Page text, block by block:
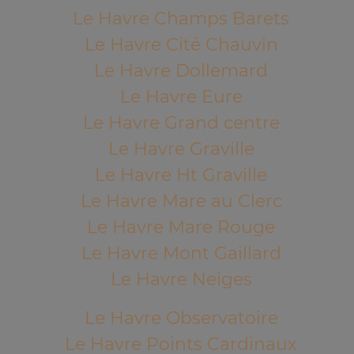
Le Havre Champs Barets
Le Havre Cité Chauvin
Le Havre Dollemard
Le Havre Eure
Le Havre Grand centre
Le Havre Graville
Le Havre Ht Graville
Le Havre Mare au Clerc
Le Havre Mare Rouge
Le Havre Mont Gaillard
Le Havre Neiges
Le Havre Observatoire
Le Havre Points Cardinaux